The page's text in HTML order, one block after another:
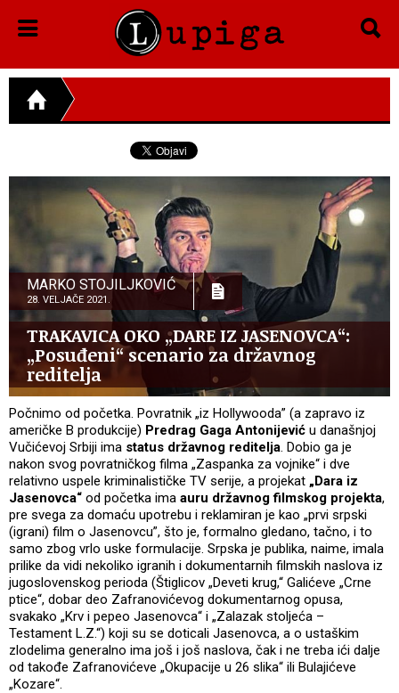
MARKO STOJILJKOVIĆ
28. VELJAČE 2021.
TRAKAVICA OKO „DARE IZ JASENOVCA“:
„Posuđeni“ scenario za državnog
reditelja
Počnimo od početka. Povratnik „iz Hollywooda” (a zapravo iz
američke B produkcije) Predrag Gaga Antonijević u današnjoj
Vučićevoj Srbiji ima status državnog reditelja. Dobio ga je
nakon svog povratničkog filma „Zaspanka za vojnike“ i dve
relativno uspele kriminalističke TV serije, a projekat „Dara iz
Jasenovca“ od početka ima auru državnog filmskog projekta,
pre svega za domaću upotrebu i reklamiran je kao „prvi srpski
(igrani) film o Jasenovcu”, što je, formalno gledano, tačno, i to
samo zbog vrlo uske formulacije. Srpska je publika, naime, imala
prilike da vidi nekoliko igranih i dokumentarnih filmskih naslova iz
jugoslovenskog perioda (Štiglicov „Deveti krug,“ Galićeve „Crne
ptice“, dobar deo Zafranovićevog dokumentarnog opusa,
svakako „Krv i pepeo Jasenovca“ i „Zalazak stoljeća –
Testament L.Z.“) koji su se doticali Jasenovca, a o ustaškim
zlodelima generalno ima još i još naslova, čak i ne treba ići dalje
od takođe Zafranovićeve „Okupacije u 26 slika“ ili Bulajićeve
„Kozare“.